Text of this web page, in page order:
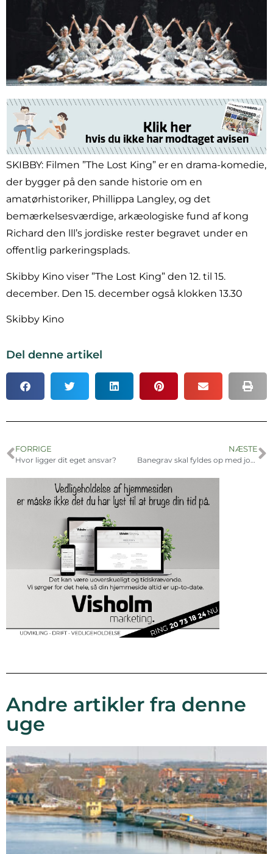
SKIBBY: Filmen ”The Lost King” er en drama-komedie,
der bygger på den sande historie om en
amatørhistoriker, Phillippa Langley, og det
bemærkelsesværdige, arkæologiske fund af kong
Richard den lll’s jordiske rester begravet under en
offentlig parkeringsplads.
Skibby Kino viser ”The Lost King” den 12. til 15.
december. Den 15. december også klokken 13.30
Skibby Kino
Del denne artikel
FORRIGE
Hvor ligger dit eget ansvar?
NÆSTE
Banegrav skal fyldes op med jord
Andre artikler fra denne
uge